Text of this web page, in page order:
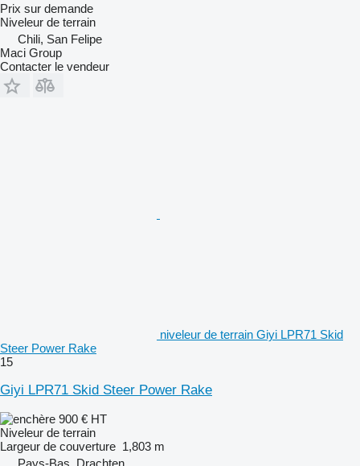
Prix sur demande
Niveleur de terrain
Chili, San Felipe
Maci Group
Contacter le vendeur
niveleur de terrain Giyi LPR71 Skid
Steer Power Rake
15
Giyi LPR71 Skid Steer Power Rake
900 € HT
Niveleur de terrain
Largeur de couverture 1,803 m
Pays-Bas, Drachten